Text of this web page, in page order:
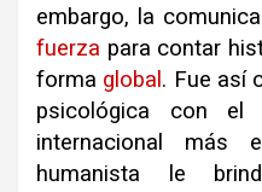
embargo, la
fuerza para contar
forma global . Fue así
psicológica con el
internacional más
humanista le